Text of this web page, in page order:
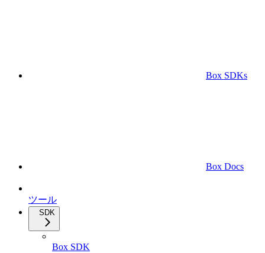
Box SDKs
Box Docs
ツール
SDK
Box SDK